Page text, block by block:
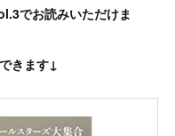
でお読みいただけま
きます↓